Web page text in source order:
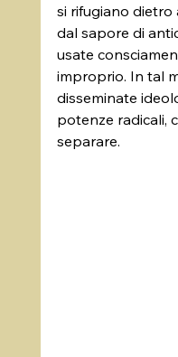
si rifugiano dietro
dal sapore di
usate
improprio. In tal
disseminate
potenze radicali,
separare.